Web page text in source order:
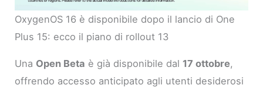
OxygenOS 16 è disponibile dopo il lancio di One
Plus 15: ecco il piano di rollout 13
Una Open Beta è già disponibile dal 17 ottobre,
offrendo accesso anticipato agli utenti desiderosi